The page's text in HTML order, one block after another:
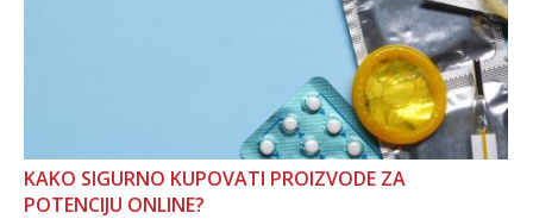
KAKO SIGURNO KUPOVATI PROIZVODE ZA
POTENCIJU ONLINE?